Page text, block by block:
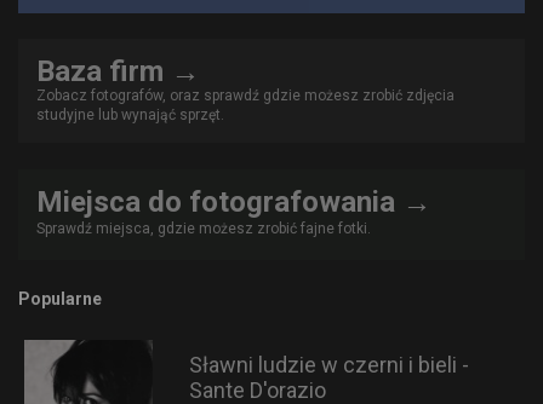
Baza firm →
Zobacz fotografów, oraz sprawdź gdzie możesz zrobić zdjęcia
studyjne lub wynająć sprzęt.
Miejsca do fotografowania →
Sprawdź miejsca, gdzie możesz zrobić fajne fotki.
Popularne
Sławni ludzie w czerni i bieli -
Sante D'orazio